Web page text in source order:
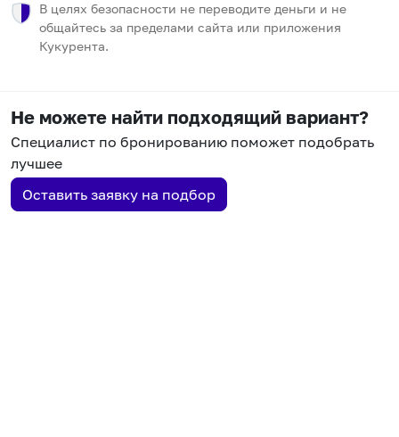
В целях безопасности не переводите деньги и не
общайтесь за пределами сайта или приложения
Кукурента.
Не можете найти подходящий вариант?
Специалист по бронированию поможет подобрать
лучшее
Оставить заявку на подбор